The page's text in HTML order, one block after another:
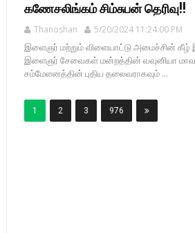
கணேசலிங்கம் சிம்சுபன் தெரிவு!!
Thanoshan 5/20/2024 11:24:00 PM
இளைஞர் மற்றும் விளையாட்டு அமைச்சின் கீழ்
இளைஞர் சேவைகள் மன்றத்தின் வவுனியா
சம்மேளனத்தின் புதிய தலைவராகவும் ...
1 2 3 976